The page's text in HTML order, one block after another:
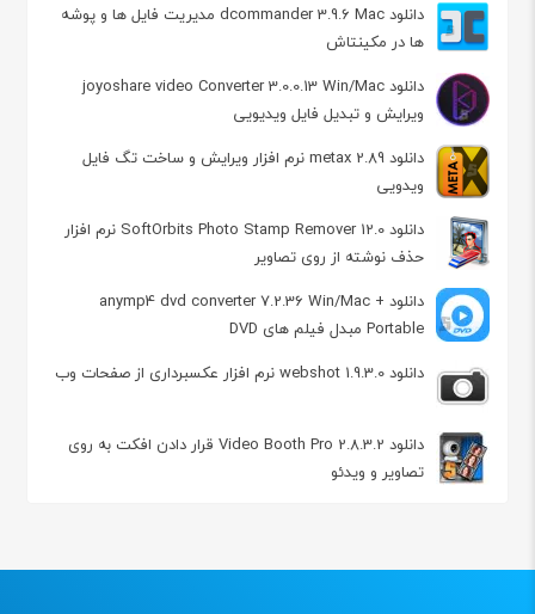
دانلود dcommander 3.9.6 Mac مدیریت فایل ها و پوشه
ها در مکینتاش
دانلود joyoshare video Converter 3.0.0.13 Win/Mac
ویرایش و تبدیل فایل ویدیویی
دانلود metax 2.89 نرم افزار ویرایش و ساخت تگ فایل
ویدویی
دانلود SoftOrbits Photo Stamp Remover 12.0 نرم افزار
حذف نوشته از روی تصاویر
دانلود anymp4 dvd converter 7.2.36 Win/Mac +
Portable مبدل فیلم های DVD
دانلود webshot 1.9.3.0 نرم افزار عکسبرداری از صفحات وب
دانلود Video Booth Pro 2.8.3.2 قرار دادن افکت به روی
تصاویر و ویدئو